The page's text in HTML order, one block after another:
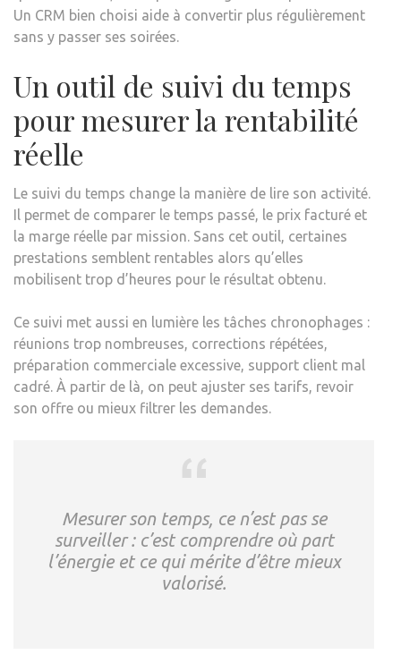
Un CRM bien choisi aide à convertir plus régulièrement
sans y passer ses soirées.
Un outil de suivi du temps
pour mesurer la rentabilité
réelle
Le suivi du temps change la manière de lire son activité.
Il permet de comparer le temps passé, le prix facturé et
la marge réelle par mission. Sans cet outil, certaines
prestations semblent rentables alors qu’elles
mobilisent trop d’heures pour le résultat obtenu.
Ce suivi met aussi en lumière les tâches chronophages :
réunions trop nombreuses, corrections répétées,
préparation commerciale excessive, support client mal
cadré. À partir de là, on peut ajuster ses tarifs, revoir
son offre ou mieux filtrer les demandes.
Mesurer son temps, ce n’est pas se
surveiller : c’est comprendre où part
l’énergie et ce qui mérite d’être mieux
valorisé.